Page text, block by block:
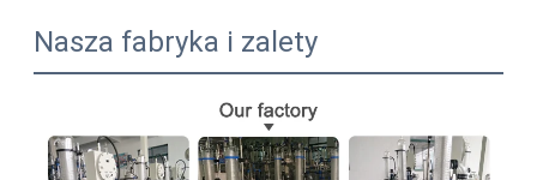
Nasza fabryka i zalety